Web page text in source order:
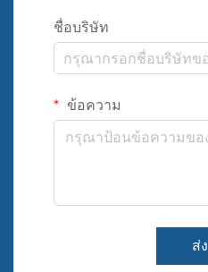
ชื่อบริษัท
ข้อความ
ส่ง